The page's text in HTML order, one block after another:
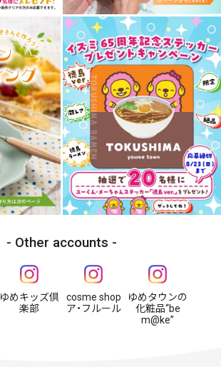
Other accounts
ゆめキッズ倶
楽部
cosme shop
ア・フルール
ゆめタウンの
化粧品“be
m@ke”